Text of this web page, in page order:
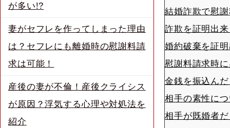
結婚詐欺で慰
詐欺を証明出
婚約破棄を証
慰謝料請求時
金銭を振込ん
相手の素性に
相手が既婚者
が多い!?
妻がセフレを作ってしまった理由
は？セフレにも離婚時の慰謝料請
求は可能！
産後の妻が不倫！産後クライシス
が原因？浮気する心理や対処法を
紹介